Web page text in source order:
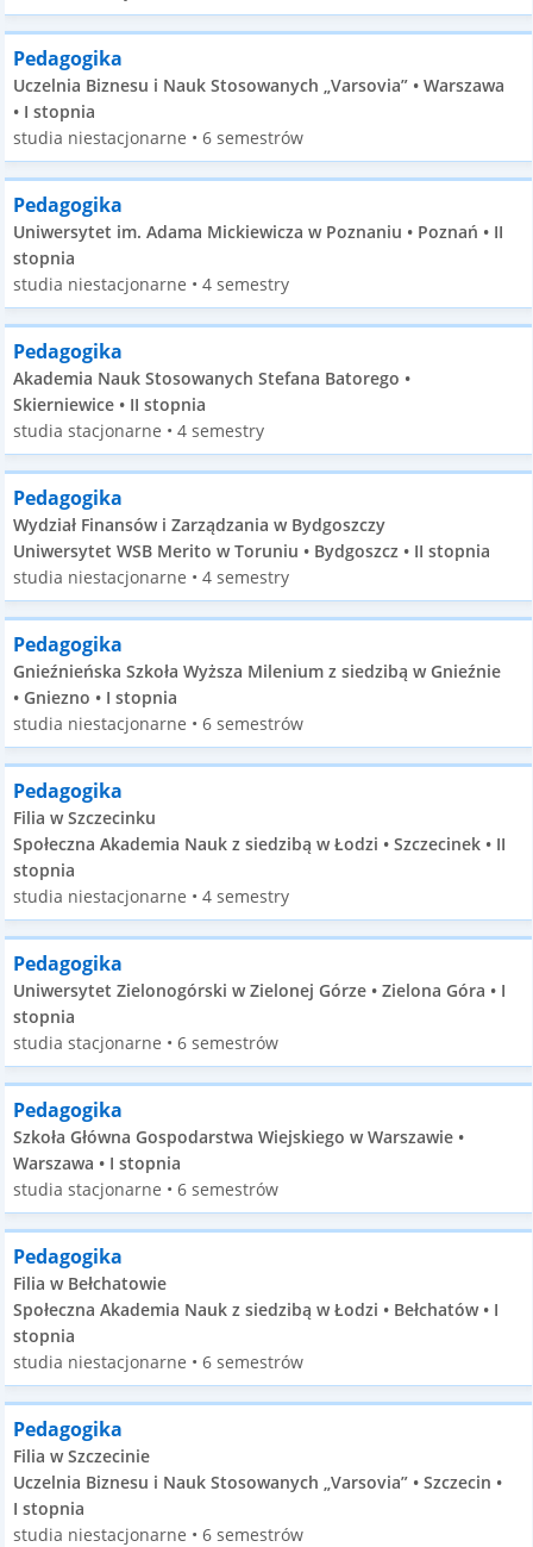
Pedagogika
Uczelnia Biznesu i Nauk Stosowanych „Varsovia” • Warszawa
• I stopnia
studia niestacjonarne • 6 semestrów
Pedagogika
Uniwersytet im. Adama Mickiewicza w Poznaniu • Poznań • II
stopnia
studia niestacjonarne • 4 semestry
Pedagogika
Akademia Nauk Stosowanych Stefana Batorego •
Skierniewice • II stopnia
studia stacjonarne • 4 semestry
Pedagogika
Wydział Finansów i Zarządzania w Bydgoszczy
Uniwersytet WSB Merito w Toruniu • Bydgoszcz • II stopnia
studia niestacjonarne • 4 semestry
Pedagogika
Gnieźnieńska Szkoła Wyższa Milenium z siedzibą w Gnieźnie
• Gniezno • I stopnia
studia niestacjonarne • 6 semestrów
Pedagogika
Filia w Szczecinku
Społeczna Akademia Nauk z siedzibą w Łodzi • Szczecinek • II
stopnia
studia niestacjonarne • 4 semestry
Pedagogika
Uniwersytet Zielonogórski w Zielonej Górze • Zielona Góra • I
stopnia
studia stacjonarne • 6 semestrów
Pedagogika
Szkoła Główna Gospodarstwa Wiejskiego w Warszawie •
Warszawa • I stopnia
studia stacjonarne • 6 semestrów
Pedagogika
Filia w Bełchatowie
Społeczna Akademia Nauk z siedzibą w Łodzi • Bełchatów • I
stopnia
studia niestacjonarne • 6 semestrów
Pedagogika
Filia w Szczecinie
Uczelnia Biznesu i Nauk Stosowanych „Varsovia” • Szczecin •
I stopnia
studia niestacjonarne • 6 semestrów